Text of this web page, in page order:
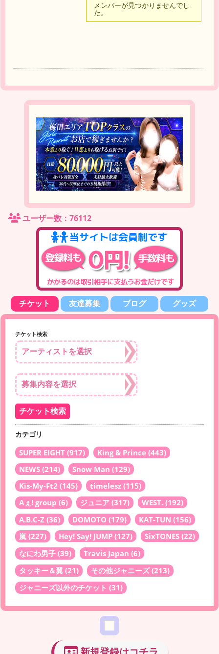
メンバーが見つかりませんでし
た。
ユーザー数：76112
チケット 友達募集 ブログ グッズ
チケット検索
カテゴリ
SUPER EIGHT (917) King & Prince (443)
NEWS (214) Snow Man (129)
Kis-My-Ft2 (145) timelesz (115)
Aぇ! group (6) ジュニア (317) WEST. (192)
A.B.C-Z (36) DOMOTO (179) KAT-TUN (156)
嵐 (227) Hey! Say! JUMP (127) SixTONES (22)
なにわ男子 (39) Travis Japan (6)
タッキー＆翼 (21) その他ジャニーズ(213)
ジャニーズ以外のチケット (31)